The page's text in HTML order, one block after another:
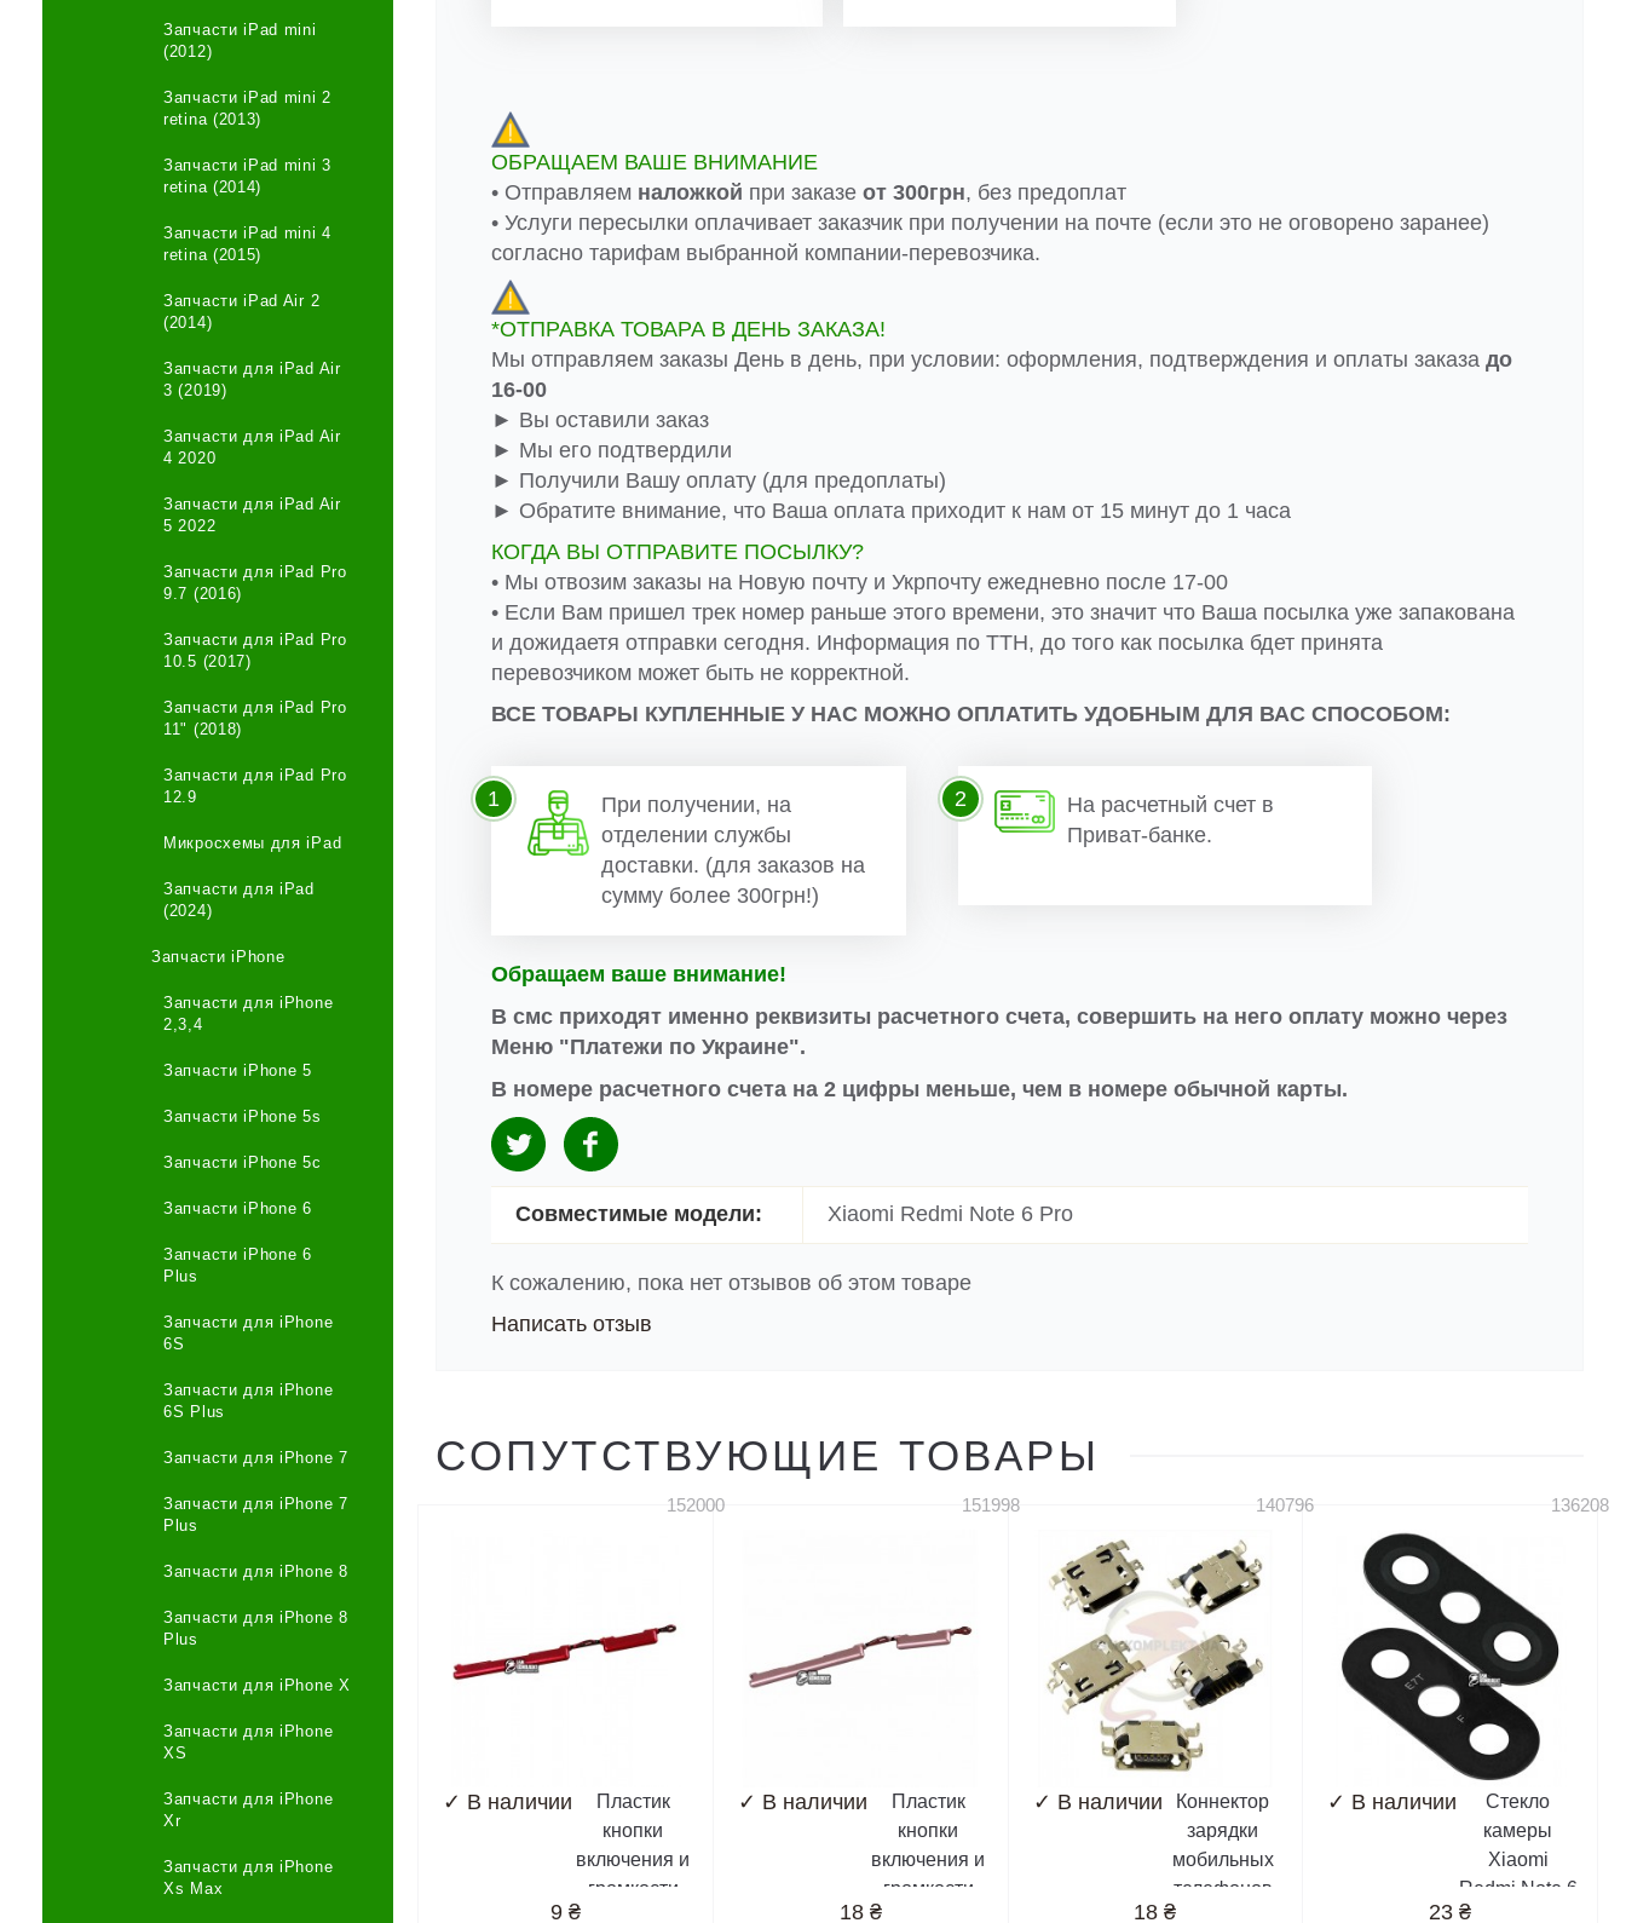
Запчасти iPad mini
(2012)
Запчасти iPad mini 2
retina (2013)
Запчасти iPad mini 3
retina (2014)
Запчасти iPad mini 4
retina (2015)
Запчасти iPad Air 2
(2014)
Запчасти для iPad Air
3 (2019)
Запчасти для iPad Air
4 2020
Запчасти для iPad Air
5 2022
Запчасти для iPad Pro
9.7 (2016)
Запчасти для iPad Pro
10.5 (2017)
Запчасти для iPad Pro
11" (2018)
Запчасти для iPad Pro
12.9
Микросхемы для iPad
Запчасти для iPad
(2024)
Запчасти iPhone
Запчасти для iPhone
2,3,4
Запчасти iPhone 5
Запчасти iPhone 5s
Запчасти iPhone 5c
Запчасти iPhone 6
Запчасти iPhone 6
Plus
Запчасти для iPhone
6S
Запчасти для iPhone
6S Plus
Запчасти для iPhone 7
Запчасти для iPhone 7
Plus
Запчасти для iPhone 8
Запчасти для iPhone 8
Plus
Запчасти для iPhone X
Запчасти для iPhone
XS
Запчасти для iPhone
Xr
Запчасти для iPhone
Xs Max
ОБРАЩАЕМ ВАШЕ ВНИМАНИЕ
• Отправляем наложкой при заказе от 300грн, без предоплат
• Услуги пересылки оплачивает заказчик при получении на почте (если это не оговорено заранее)
согласно тарифам выбранной компании-перевозчика.
*ОТПРАВКА ТОВАРА В ДЕНЬ ЗАКАЗА!
Мы отправляем заказы День в день, при условии: оформления, подтверждения и оплаты заказа до
16-00
► Вы оставили заказ
► Мы его подтвердили
► Получили Вашу оплату (для предоплаты)
► Обратите внимание, что Ваша оплата приходит к нам от 15 минут до 1 часа
КОГДА ВЫ ОТПРАВИТЕ ПОСЫЛКУ?
• Мы отвозим заказы на Новую почту и Укрпочту ежедневно после 17-00
• Если Вам пришел трек номер раньше этого времени, это значит что Ваша посылка уже запакована
и дожидаетя отправки сегодня. Информация по ТТН, до того как посылка бдет принята
перевозчиком может быть не корректной.
ВСЕ ТОВАРЫ КУПЛЕННЫЕ У НАС МОЖНО ОПЛАТИТЬ УДОБНЫМ ДЛЯ ВАС СПОСОБОМ:
При получении, на
отделении службы
доставки. (для заказов на
сумму более 300грн!)
1
На расчетный счет в
Приват-банке.
2
Обращаем ваше внимание!
В смс приходят именно реквизиты расчетного счета, совершить на него оплату можно через
Меню "Платежи по Украине".
В номере расчетного счета на 2 цифры меньше, чем в номере обычной карты.
Совместимые модели: Xiaomi Redmi Note 6 Pro
К сожалению, пока нет отзывов об этом товаре
Написать отзыв
СОПУТСТВУЮЩИЕ ТОВАРЫ
152000
✓ В наличии
Пластик
кнопки
включения и
громкости
9 ₴
151998
✓ В наличии
Пластик
кнопки
включения и
громкости
18 ₴
140796
✓ В наличии
Коннектор
зарядки
мобильных
телефонов
18₴
136208
✓ В наличии
Стекло
камеры
Xiaomi
Redmi Note 6
Pro, размер
23₴